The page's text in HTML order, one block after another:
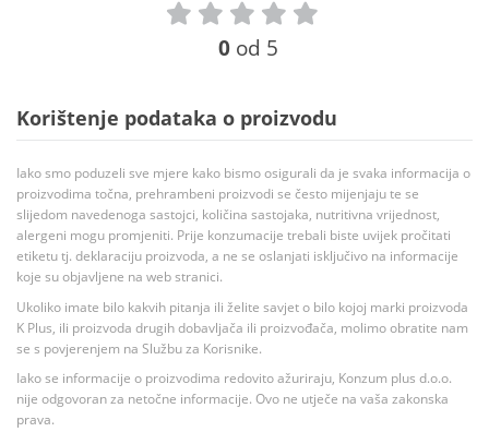
0 od 5
Korištenje podataka o proizvodu
Iako smo poduzeli sve mjere kako bismo osigurali da je svaka informacija o
proizvodima točna, prehrambeni proizvodi se često mijenjaju te se
slijedom navedenoga sastojci, količina sastojaka, nutritivna vrijednost,
alergeni mogu promjeniti. Prije konzumacije trebali biste uvijek pročitati
etiketu tj. deklaraciju proizvoda, a ne se oslanjati isključivo na informacije
koje su objavljene na web stranici.
Ukoliko imate bilo kakvih pitanja ili želite savjet o bilo kojoj marki proizvoda
K Plus, ili proizvoda drugih dobavljača ili proizvođača, molimo obratite nam
se s povjerenjem na Službu za Korisnike.
Iako se informacije o proizvodima redovito ažuriraju, Konzum plus d.o.o.
nije odgovoran za netočne informacije. Ovo ne utječe na vaša zakonska
prava.